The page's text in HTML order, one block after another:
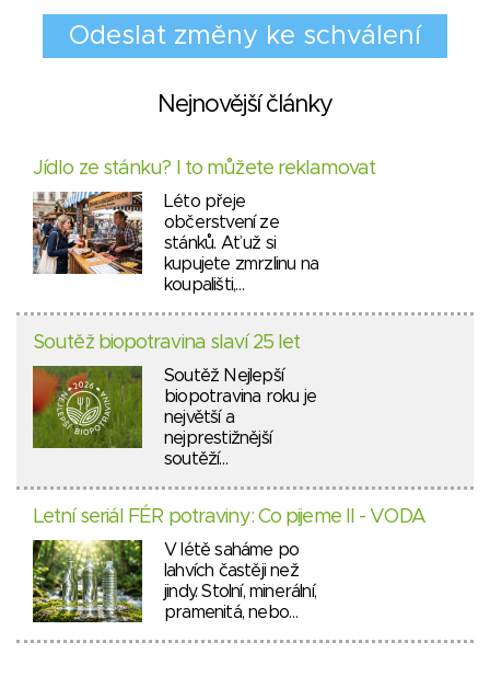
Nejnovější články
Jídlo ze stánku? I to můžete reklamovat
Léto přeje
občerstvení ze
stánků. Ať už si
kupujete zmrzlinu na
koupališti,…
Soutěž biopotravina slaví 25 let
Soutěž Nejlepší
biopotravina roku je
největší a
nejprestižnější
soutěží…
Letní seriál FÉR potraviny: Co pijeme II - VODA
V létě saháme po
lahvích častěji než
jindy. Stolní, minerální,
pramenitá, nebo…